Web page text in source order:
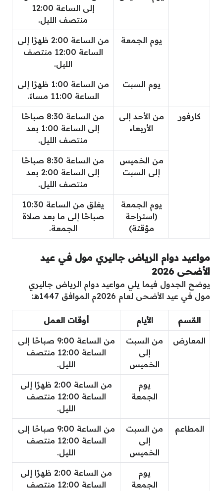
إلى الساعة 12:00
منتصف الليل.
يوم الجمعة
من الساعة 2:00 ظهرًا إلى
الساعة 12:00 منتصف
الليل.
يوم السبت
من الساعة 1:00 ظهرًا إلى
الساعة 11:00 مساءً.
كارفور
من الأحد إلى
الأربعاء
من الساعة 8:30 صباحًا
إلى الساعة 1:00 بعد
منتصف الليل.
من الخميس
إلى السبت
من الساعة 8:30 صباحًا
إلى الساعة 2:00 بعد
منتصف الليل.
يوم الجمعة
(استراحة
مؤقتة)
يغلق من الساعة 10:30
صباحًا إلى ما بعد صلاة
الجمعة.
مواعيد دوام الرياض جاليري مول في عيد
الأضحى 2026
يوضح الجدول فيما يلي مواعيد دوام الرياض جاليري
مول في عيد الأضحى لعام 2026م الموافق 1447هـ:
القسم الأيام أوقات العمل
المعارض
من السبت
إلى
الخميس
من الساعة 9:00 صباحًا إلى
الساعة 12:00 منتصف
الليل.
يوم
الجمعة
من الساعة 2:00 ظهرًا إلى
الساعة 12:00 منتصف
الليل.
المطاعم
من السبت
إلى
الخميس
من الساعة 9:00 صباحًا إلى
الساعة 12:00 منتصف
الليل.
يوم
الجمعة
من الساعة 2:00 ظهرًا إلى
الساعة 12:00 منتصف